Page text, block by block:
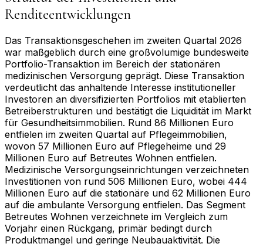
Renditeentwicklungen
Das Transaktionsgeschehen im zweiten Quartal 2026
war maßgeblich durch eine großvolumige bundesweite
Portfolio-Transaktion im Bereich der stationären
medizinischen Versorgung geprägt. Diese Transaktion
verdeutlicht das anhaltende Interesse institutioneller
Investoren an diversifizierten Portfolios mit etablierten
Betreiberstrukturen und bestätigt die Liquidität im Markt
für Gesundheitsimmobilien. Rund 86 Millionen Euro
entfielen im zweiten Quartal auf Pflegeimmobilien,
wovon 57 Millionen Euro auf Pflegeheime und 29
Millionen Euro auf Betreutes Wohnen entfielen.
Medizinische Versorgungseinrichtungen verzeichneten
Investitionen von rund 506 Millionen Euro, wobei 444
Millionen Euro auf die stationäre und 62 Millionen Euro
auf die ambulante Versorgung entfielen. Das Segment
Betreutes Wohnen verzeichnete im Vergleich zum
Vorjahr einen Rückgang, primär bedingt durch
Produktmangel und geringe Neubauaktivität. Die